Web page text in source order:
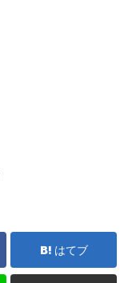
はてブ